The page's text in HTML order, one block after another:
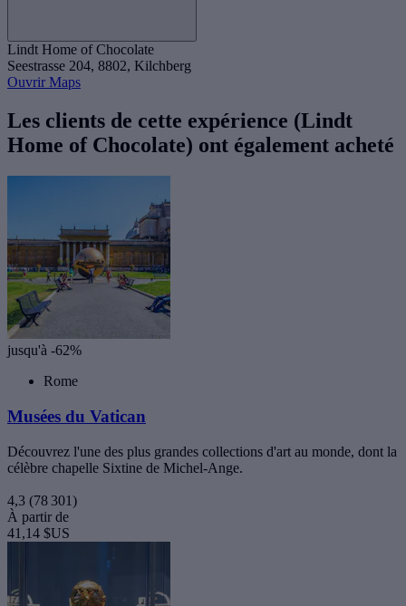
Lindt Home of Chocolate
Seestrasse 204, 8802, Kilchberg
Ouvrir Maps
Les clients de cette expérience (Lindt
Home of Chocolate) ont également acheté
jusqu'à -62%
Rome
Musées du Vatican
Découvrez l'une des plus grandes collections d'art au monde, dont la
célèbre chapelle Sixtine de Michel-Ange.
4,3 (78 301)
À partir de
41,14 $US